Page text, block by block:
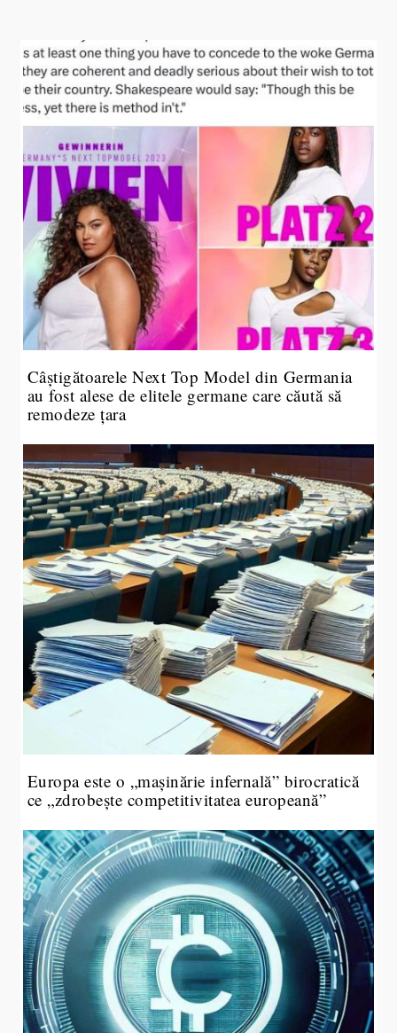
Câștigătoarele Next Top Model din Germania
au fost alese de elitele germane care căută să
remodeze țara
Europa este o „mașinărie infernală” birocratică
ce „zdrobește competitivitatea europeană”